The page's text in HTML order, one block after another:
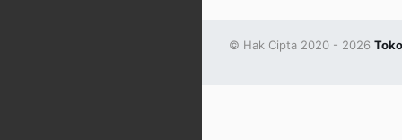
© Hak Cipta 2020 - 2026